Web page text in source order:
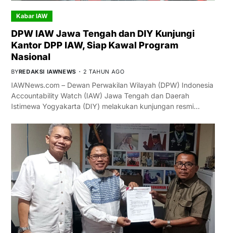
Kabar IAW
DPW IAW Jawa Tengah dan DIY Kunjungi
Kantor DPP IAW, Siap Kawal Program
Nasional
BYREDAKSI IAWNEWS 2 TAHUN AGO
IAWNews.com – Dewan Perwakilan Wilayah (DPW) Indonesia
Accountability Watch (IAW) Jawa Tengah dan Daerah
Istimewa Yogyakarta (DIY) melakukan kunjungan resmi…